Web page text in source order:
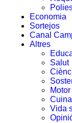
Economia
Sortejos
Canal
Altres
Salut
Motor
Vida